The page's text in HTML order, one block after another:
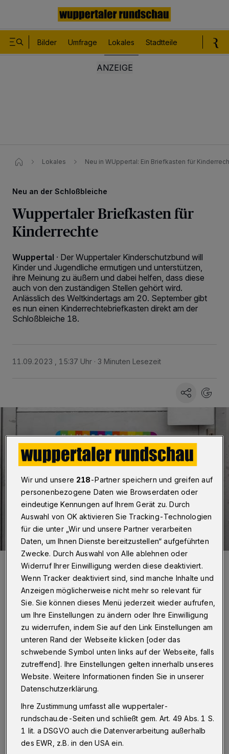
Bilder Umfrage Lokales Stadtteile
Lokales Neu in WUppertal: Ein Briefkasten für
Neu an der Schloßbleiche
Wuppertaler Briefkasten für
Kinderrechte
Wuppertal · Der Wuppertaler Kinderschutzbund will
Kinder und Jugendliche ermutigen und unterstützen,
ihre Meinung zu äußern und dabei helfen, dass diese
auch von den zuständigen Stellen gehört wird.
Anlässlich des Weltkindertags am 20. September gibt
es nun einen Kinderrechtebriefkasten direkt am der
Schloßbleiche 18.
11.09.2023 , 15:37 Uhr 3 Minuten Lesezeit
„Hier können Wünsche, Ideen, Probleme und
Hinweise von Kindern und Jugendlichen in
Papierform eingeworfen werden. Darüber
hinaus bieten wir auf unserer Homepage
es. Der Briefkasten befindet sich in der Tür
zum Kinderkleiderladen „Zum kleinen
Elefanten“ und wird regelmäßig geleert: Wir
Wir und unsere 218-Partner speichern und greifen auf
personenbezogene Daten wie Browserdaten oder
eindeutige Kennungen auf Ihrem Gerät zu. Durch
Auswahl von OK aktivieren Sie Tracking-Technologien
für die unter „Wir und unsere Partner verarbeiten
Daten, um Ihnen Dienste bereitzustellen“ aufgeführten
Zwecke. Durch Auswahl von Alle ablehnen oder
Widerruf Ihrer Einwilligung werden diese deaktiviert.
Wenn Tracker deaktiviert sind, sind manche Inhalte und
Anzeigen möglicherweise nicht mehr so relevant für
Sie. Sie können dieses Menü jederzeit wieder aufrufen,
um Ihre Einstellungen zu ändern oder Ihre Einwilligung
zu widerrufen, indem Sie auf den Link Einstellungen am
unteren Rand der Webseite klicken [oder das
schwebende Symbol unten links auf der Webseite, falls
zutreffend]. Ihre Einstellungen gelten innerhalb unseres
Website. Weitere Informationen finden Sie in unserer
Datenschutzerklärung.
Ihre Zustimmung umfasst alle wuppertaler-
rundschau.de-Seiten und schließt gem. Art. 49 Abs. 1 S.
1 lit. a DSGVO auch die Datenverarbeitung außerhalb
des EWR, z.B. in den USA ein.